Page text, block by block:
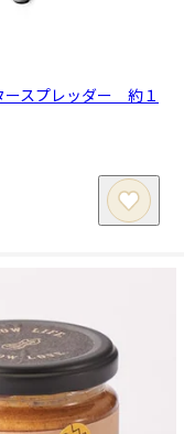
スプレッダー 約１